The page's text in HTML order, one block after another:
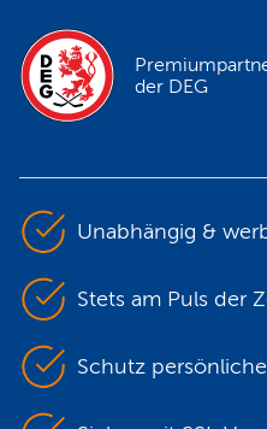
der DEG
Unabhängig &
Stets am Puls der
Schutz